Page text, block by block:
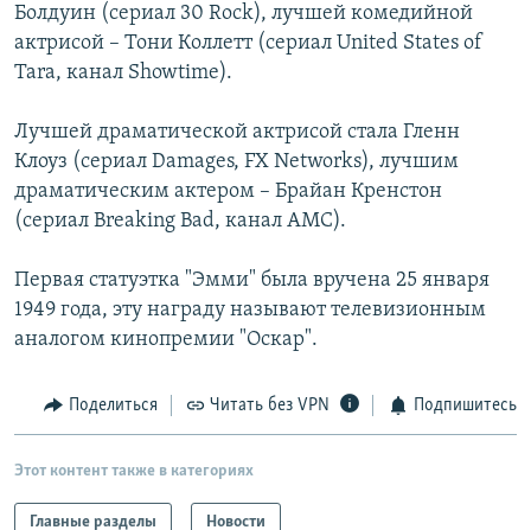
Все сайты РСЕ/РС
Болдуин (сериал 30 Rock), лучшей комедийной
актрисой – Тони Коллетт (сериал United States of
Tara, канал Showtime).
Лучшей драматической актрисой стала Гленн
Клоуз (сериал Damages, FX Networks), лучшим
драматическим актером – Брайан Кренстон
(сериал Breaking Bad, канал AMC).
Первая статуэтка "Эмми" была вручена 25 января
1949 года, эту награду называют телевизионным
аналогом кинопремии "Оскар".
Поделиться Читать без VPN Подпишитесь
Этот контент также в категориях
Главные разделы Новости